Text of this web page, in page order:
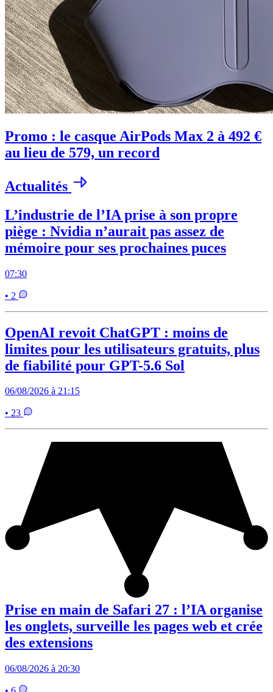
Promo : le casque AirPods Max 2 à 492 €
au lieu de 579, un record
Actualités
L’industrie de l’IA prise à son propre
piège : Nvidia n’aurait pas assez de
mémoire pour ses prochaines puces
07:30
• 2
OpenAI revoit ChatGPT : moins de
limites pour les utilisateurs gratuits, plus
de fiabilité pour GPT-5.6 Sol
06/08/2026 à 21:15
• 23
Prise en main de Safari 27 : l’IA organise
les onglets, surveille les pages web et crée
des extensions
06/08/2026 à 20:30